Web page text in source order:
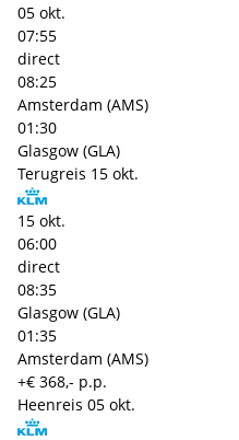
05 okt.
07:55
direct
08:25
Amsterdam (AMS)
01:30
Glasgow (GLA)
Terugreis 15 okt.
15 okt.
06:00
direct
08:35
Glasgow (GLA)
01:35
Amsterdam (AMS)
+€ 368,- p.p.
Heenreis 05 okt.